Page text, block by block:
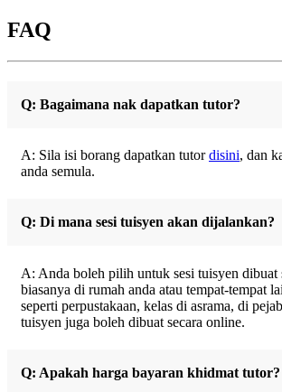
FAQ
Q: Bagaimana nak dapatkan tutor?
A: Sila isi borang dapatkan tutordisini, dan
anda semula.
Q: Di mana sesi tuisyen akan dijalankan?
A: Anda boleh pilih untuk sesi tuisyen dibuat
biasanya di rumah anda atau tempat-tempat
seperti perpustakaan, kelas di asrama, di
tuisyen juga boleh dibuat secara online.
Q: Apakah harga bayaran khidmat tutor?